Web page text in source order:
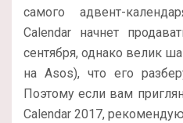
самого адвент-
Calendar начнет
сентября, однако велик
на Asos), что его
Поэтому если вам
Calendar 2017,